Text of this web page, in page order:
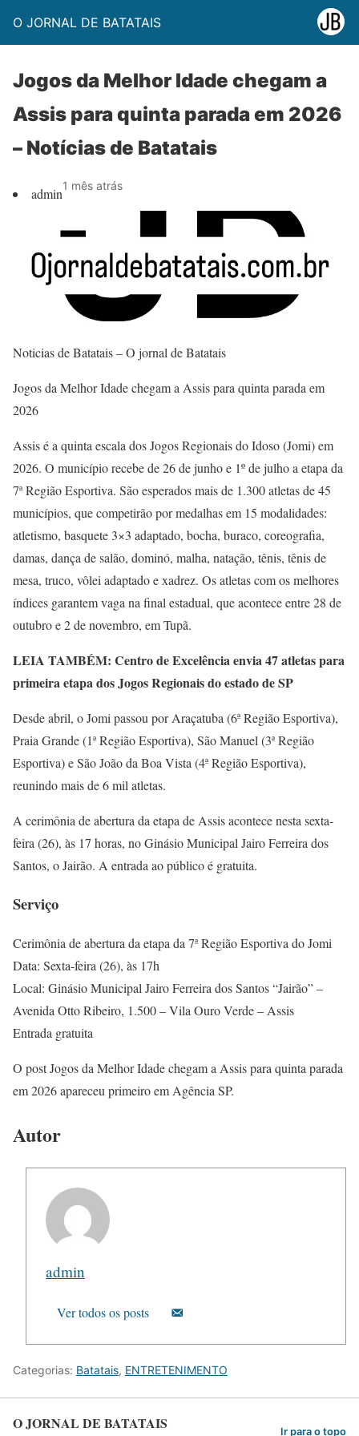
O JORNAL DE BATATAIS
Jogos da Melhor Idade chegam a
Assis para quinta parada em 2026
– Notícias de Batatais
admin1 mês atrás
Noticias de Batatais – O jornal de Batatais
Jogos da Melhor Idade chegam a Assis para quinta parada em
2026
Assis é a quinta escala dos Jogos Regionais do Idoso (Jomi) em
2026. O município recebe de 26 de junho e 1º de julho a etapa da
7ª Região Esportiva. São esperados mais de 1.300 atletas de 45
municípios, que competirão por medalhas em 15 modalidades:
atletismo, basquete 3×3 adaptado, bocha, buraco, coreografia,
damas, dança de salão, dominó, malha, natação, tênis, tênis de
mesa, truco, vôlei adaptado e xadrez. Os atletas com os melhores
índices garantem vaga na final estadual, que acontece entre 28 de
outubro e 2 de novembro, em Tupã.
LEIA TAMBÉM: Centro de Excelência envia 47 atletas para
primeira etapa dos Jogos Regionais do estado de SP
Desde abril, o Jomi passou por Araçatuba (6ª Região Esportiva),
Praia Grande (1ª Região Esportiva), São Manuel (3ª Região
Esportiva) e São João da Boa Vista (4ª Região Esportiva),
reunindo mais de 6 mil atletas.
A cerimônia de abertura da etapa de Assis acontece nesta sexta-
feira (26), às 17 horas, no Ginásio Municipal Jairo Ferreira dos
Santos, o Jairão. A entrada ao público é gratuita.
Serviço
Cerimônia de abertura da etapa da 7ª Região Esportiva do Jomi
Data: Sexta-feira (26), às 17h
Local: Ginásio Municipal Jairo Ferreira dos Santos “Jairão” –
Avenida Otto Ribeiro, 1.500 – Vila Ouro Verde – Assis
Entrada gratuita
O post Jogos da Melhor Idade chegam a Assis para quinta parada
em 2026 apareceu primeiro em Agência SP.
Autor
admin
Ver todos os posts
Categorias: Batatais, ENTRETENIMENTO
O JORNAL DE BATATAIS Ir para o topo